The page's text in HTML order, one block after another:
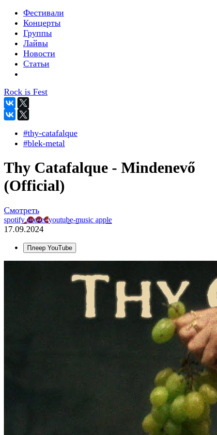
Фестивали
Концерты
Группы
Лайвы
Новости
Статьи
Rock is Fest
#thy-catafalque
#blek-metal
Thy Catafalque - Mindenevő
(Official)
Смотреть
spotifydeezeryoutube-music apple
17.09.2024
Плеер YouTube